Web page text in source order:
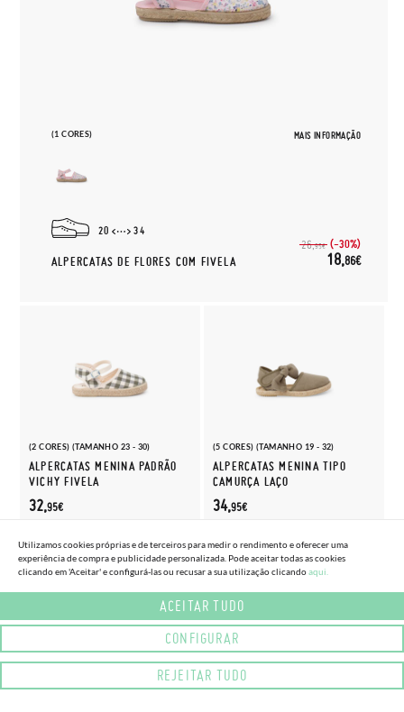
(1 CORES) MAIS INFORMAÇÃO
20 34
ALPERCATAS DE FLORES COM FIVELA
26,95€ (-30%)
18,86€
(2 CORES) (TAMANHO 23 - 30)
ALPERCATAS MENINA PADRÃO
VICHY FIVELA
32,95€
(5 CORES) (TAMANHO 19 - 32)
ALPERCATAS MENINA TIPO
CAMURÇA LAÇO
34,95€
Utilizamos cookies próprias e de terceiros para medir o rendimento e oferecer uma
experiência de compra e publicidade personalizada. Pode aceitar todas as cookies
clicando em 'Aceitar' e configurá-las ou recusar a sua utilização clicandoaqui.
ACEITAR TUDO
CONFIGURAR
REJEITAR TUDO